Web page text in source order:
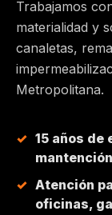
MAIPÚ
PEÑALOLÉN
QUILICURA
COLINA
Trabajamos
materialidad y
canaletas,
Metropolitana.
15 años de
Atención
oficinas,